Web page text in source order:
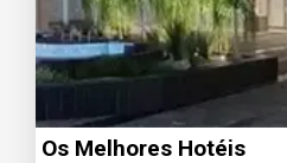
Os Melhores Hotéis